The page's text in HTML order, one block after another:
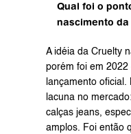
Qual foi o
nascimento da
A idéia da Cruelty
porém foi em
lançamento
lacuna no
calças jeans,
amplos. Foi então